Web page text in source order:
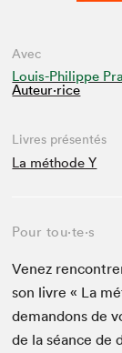
Avec
Louis-Philippe
Auteur·rice
Livres présentés
La méthode Y
Pour tou⋅te⋅s
Venez
son livre « La
deman­dons de
de la séance de